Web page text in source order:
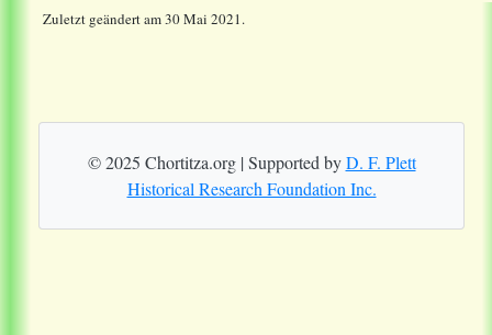
Zuletzt geändert am 30 Mai 2021.
© 2025 Chortitza.org | Supported byD. F. Plett
Historical Research Foundation Inc.